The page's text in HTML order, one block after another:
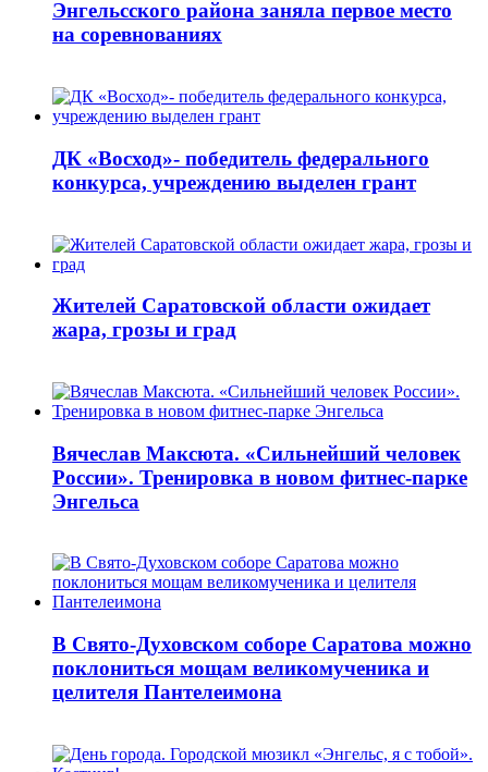
Энгельсского района заняла первое место
на соревнованиях
ДК «Восход»- победитель федерального
конкурса, учреждению выделен грант
Жителей Саратовской области ожидает
жара, грозы и град
Вячеслав Максюта. «Сильнейший человек
России». Тренировка в новом фитнес-парке
Энгельса
В Свято-Духовском соборе Саратова можно
поклониться мощам великомученика и
целителя Пантелеимона